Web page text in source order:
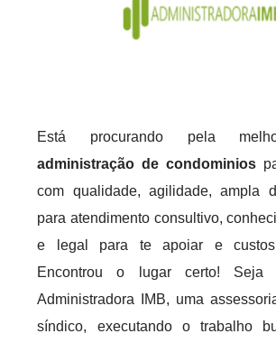
Está procurando pela
administração de condominios
com qualidade, agilidade, ampla
para atendimento consultivo,
e legal para te apoiar e custos
Encontrou o lugar certo! Seja
Administradora IMB, uma
síndico, executando o trabalho